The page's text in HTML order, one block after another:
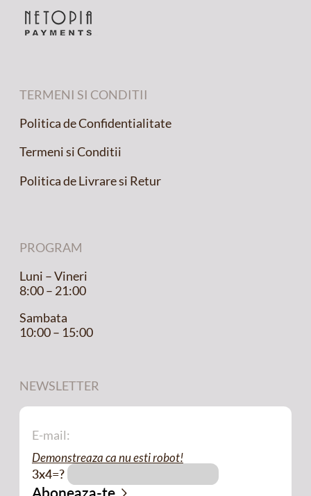
TERMENI SI CONDITII
Politica de Confidentialitate
Termeni si Conditii
Politica de Livrare si Retur
PROGRAM
Luni – Vineri
8:00 – 21:00
Sambata
10:00 – 15:00
NEWSLETTER
Demonstreaza ca nu esti robot!
3x4=?